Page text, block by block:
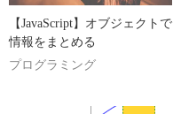
【JavaScript】オブジェクトで
情報をまとめる
プログラミング